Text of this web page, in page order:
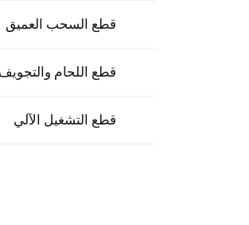
قطع السحب العميق
قطع اللحام والتجويف
قطع التشغيل الآلي